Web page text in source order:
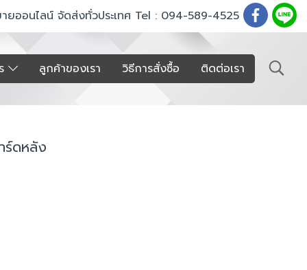
ยออนไลน์ จัดส่งทั่วประเทศ Tel : 094-589-4525
ลูกค้าของเรา วิธีการสั่งซื้อ ติดต่อเรา
ร์ดหลัง